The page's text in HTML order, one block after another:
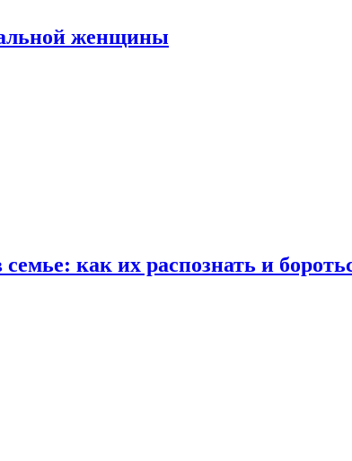
женщины
как их распознать и